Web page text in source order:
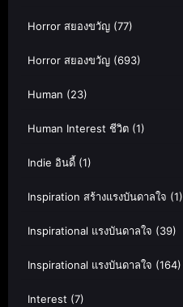
Horror สยองขวัญ (77)
Horror สยองขวัญ (693)
Human (23)
Human Interest ชีวิต (1)
Indie อินดี้ (1)
Inspiration สร้างแรงบันดาลใจ (1)
Inspirational แรงบันดาลใจ (39)
Inspirational แรงบันดาลใจ (164)
Interest (7)